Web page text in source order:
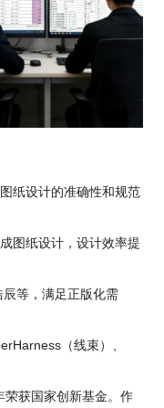
纸设计的准确性和规范
图纸设计，设计效率提
辰等，满足正版化需
（线束）、
获国家创新基金。作